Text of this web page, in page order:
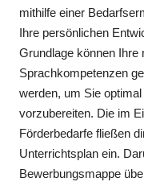
mithilfe einer
Ihre persönlichen
Grundlage können Ihre
Sprachkompetenzen
werden, um Sie
vorzubereiten. Die im
Förderbedarfe fließen
Unterrichtsplan ein.
Bewerbungsmappe